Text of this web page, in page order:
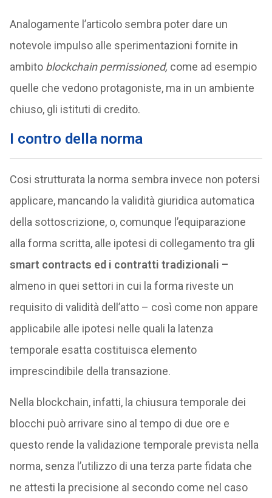
Analogamente l’articolo sembra poter dare un
notevole impulso alle sperimentazioni fornite in
ambito blockchain permissioned, come ad esempio
quelle che vedono protagoniste, ma in un ambiente
chiuso, gli istituti di credito.
I contro della norma
Cosi strutturata la norma sembra invece non potersi
applicare, mancando la validità giuridica automatica
della sottoscrizione, o, comunque l’equiparazione
alla forma scritta, alle ipotesi di collegamento tra gl i
smart contracts ed i contratti tradizionali –
almeno in quei settori in cui la forma riveste un
requisito di validità dell’atto – così come non appare
applicabile alle ipotesi nelle quali la latenza
temporale esatta costituisca elemento
imprescindibile della transazione.
Nella blockchain, infatti, la chiusura temporale dei
blocchi può arrivare sino al tempo di due ore e
questo rende la validazione temporale prevista nella
norma, senza l’utilizzo di una terza parte fidata che
ne attesti la precisione al secondo come nel caso